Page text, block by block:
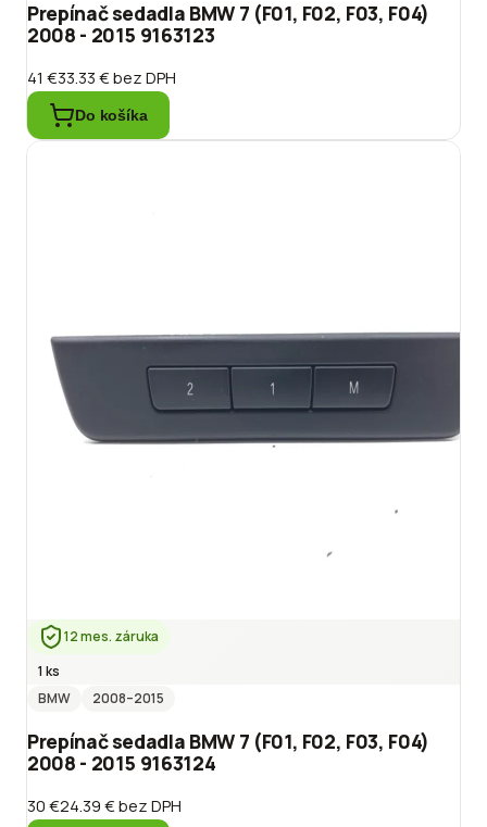
Prepínač sedadla BMW 7 (F01, F02, F03, F04)
2008 - 2015 9163123
41 €33.33 €bez DPH
Do košíka
12 mes. záruka
1 ks
BMW
2008–2015
Prepínač sedadla BMW 7 (F01, F02, F03, F04)
2008 - 2015 9163124
30 €24.39 €bez DPH